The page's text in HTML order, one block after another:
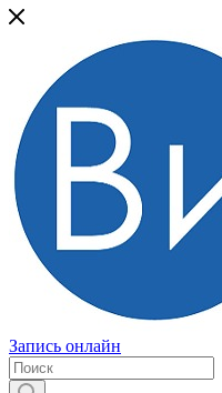
Запись онлайн